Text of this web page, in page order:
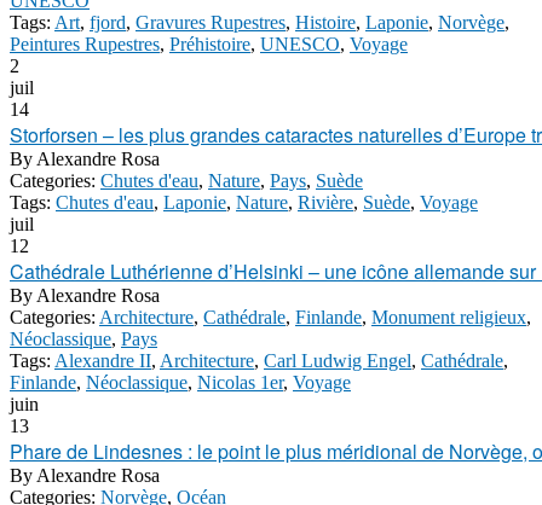
Tags: Art, fjord, Gravures Rupestres, Histoire, Laponie, Norvège,
Peintures Rupestres, Préhistoire, UNESCO, Voyage
2
juil
14
Storforsen – les plus grandes cataractes naturelles d’Europe
By Alexandre Rosa
Categories: Chutes d'eau, Nature, Pays, Suède
Tags: Chutes d'eau, Laponie, Nature, Rivière, Suède, Voyage
juil
12
Cathédrale Luthérienne d’Helsinki – une icône allemande sur
By Alexandre Rosa
Categories: Architecture, Cathédrale, Finlande, Monument religieux,
Néoclassique, Pays
Tags: Alexandre II, Architecture, Carl Ludwig Engel, Cathédrale,
Finlande, Néoclassique, Nicolas 1er, Voyage
juin
13
Phare de Lindesnes : le point le plus méridional de Norvège,
By Alexandre Rosa
Categories: Norvège, Océan